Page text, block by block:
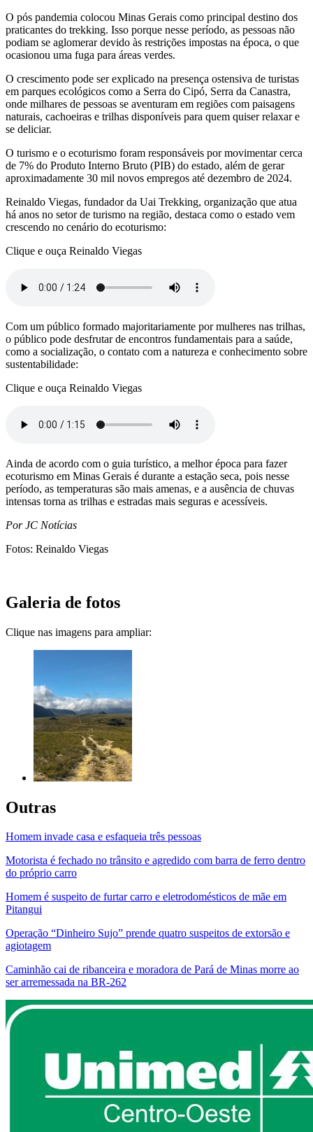
O pós pandemia colocou Minas Gerais como principal destino dos
praticantes do trekking. Isso porque nesse período, as pessoas não
podiam se aglomerar devido às restrições impostas na época, o que
ocasionou uma fuga para áreas verdes.
O crescimento pode ser explicado na presença ostensiva de turistas
em parques ecológicos como a Serra do Cipó, Serra da Canastra,
onde milhares de pessoas se aventuram em regiões com paisagens
naturais, cachoeiras e trilhas disponíveis para quem quiser relaxar e
se deliciar.
O turismo e o ecoturismo foram responsáveis por movimentar cerca
de 7% do Produto Interno Bruto (PIB) do estado, além de gerar
aproximadamente 30 mil novos empregos até dezembro de 2024.
Reinaldo Viegas, fundador da Uai Trekking, organização que atua
há anos no setor de turismo na região, destaca como o estado vem
crescendo no cenário do ecoturismo:
Clique e ouça Reinaldo Viegas
Com um público formado majoritariamente por mulheres nas trilhas,
o público pode desfrutar de encontros fundamentais para a saúde,
como a socialização, o contato com a natureza e conhecimento sobre
sustentabilidade:
Clique e ouça Reinaldo Viegas
Ainda de acordo com o guia turístico, a melhor época para fazer
ecoturismo em Minas Gerais é durante a estação seca, pois nesse
período, as temperaturas são mais amenas, e a ausência de chuvas
intensas torna as trilhas e estradas mais seguras e acessíveis.
Por JC Notícias
Fotos: Reinaldo Viegas
Galeria de fotos
Clique nas imagens para ampliar:
Outras
Homem invade casa e esfaqueia três pessoas
Motorista é fechado no trânsito e agredido com barra de ferro dentro
do próprio carro
Homem é suspeito de furtar carro e eletrodomésticos de mãe em
Pitangui
Operação “Dinheiro Sujo” prende quatro suspeitos de extorsão e
agiotagem
Caminhão cai de ribanceira e moradora de Pará de Minas morre ao
ser arremessada na BR-262